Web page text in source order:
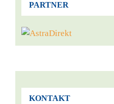
KONTAKT
PARTNER